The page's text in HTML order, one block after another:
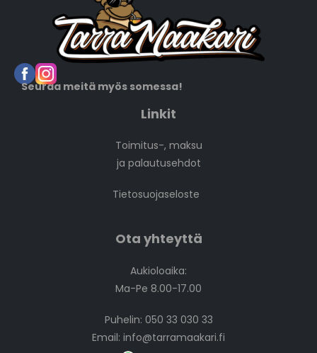
Seuraa meitä myös somessa!
Linkit
Toimitus-, maksu
ja palautusehdot
Tietosuojaseloste
Ota yhteyttä
Aukioloaika:
Ma-Pe 8.00-17.00
Puhelin: 050 33 030 33
Email: info@tarramaakari.fi